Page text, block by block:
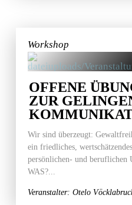
Workshop
OFFENE
ZUR
Wir sind überzeugt:
ein friedliches,
persönlichen- und
WAS?...
Veranstalter: Otelo